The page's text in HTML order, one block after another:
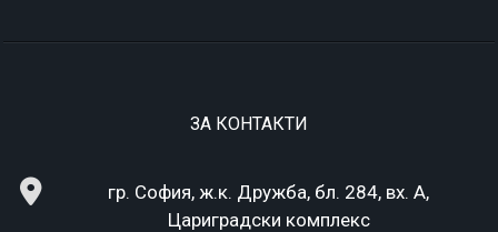
ЗА КОНТАКТИ
гр. София, ж.к. Дружба, бл. 284, вх. А,
Цариградски комплекс